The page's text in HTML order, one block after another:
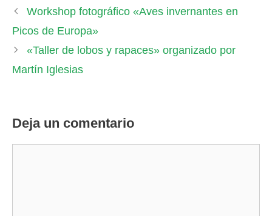
Workshop fotográfico «Aves invernantes en
Picos de Europa»
«Taller de lobos y rapaces» organizado por
Martín Iglesias
Deja un comentario